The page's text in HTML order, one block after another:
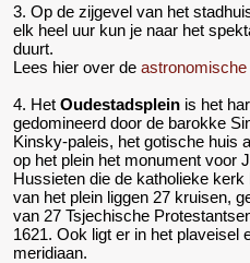
3. Op de zijgevel van het
elk heel uur kun je naar het
duurt.
Lees hier over de astronomische
4. Het Oudestadsplein is het
gedomineerd door de barokke
Kinsky-paleis, het gotische huis
op het plein het monument voor
Hussieten die de katholieke
van het plein liggen 27 kruisen,
van 27 Tsjechische
1621. Ook ligt er in het plaveisel
meridiaan.